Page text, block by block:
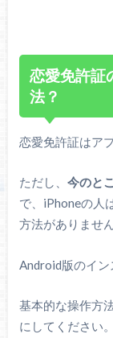
恋愛免許証
法？
恋愛免許証はア
ただし、 今のと
で、iPhoneの人
方法がありません
Android版のイン
基本的な操作方
にしてください。